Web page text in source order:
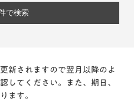
新されますので翌月以降のよ
してください。また、期日、
ます。